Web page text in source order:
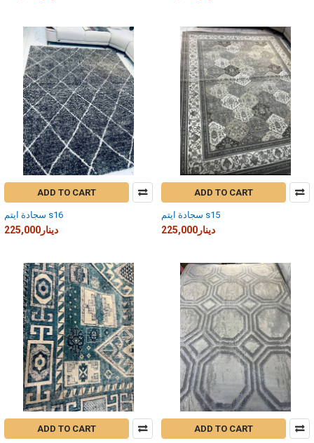
ADD TO CART
سجادة ايتم s16
225,000دينار
ADD TO CART
سجادة ايتم s15
225,000دينار
ADD TO CART ADD TO CART